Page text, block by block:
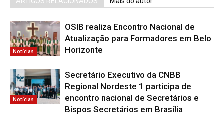
Notícias
OSIB realiza Encontro Nacional de
Atualização para Formadores em Belo
Horizonte
Notícias
Secretário Executivo da CNBB
Regional Nordeste 1 participa de
encontro nacional de Secretários e
Bispos Secretários em Brasília